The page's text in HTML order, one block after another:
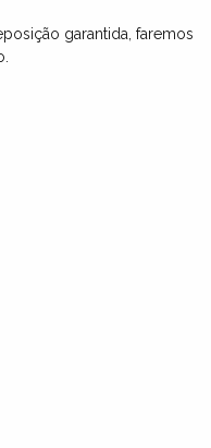
garantida, faremos